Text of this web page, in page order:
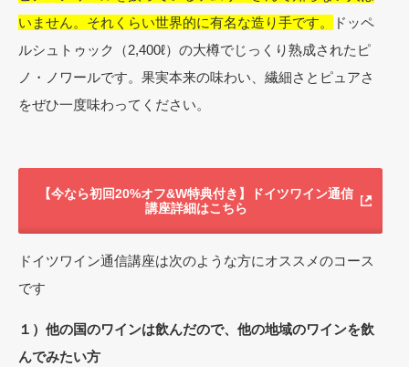
いません。それくらい世界的に有名な造り手です。
ドッペ
ルシュトゥック（2,400ℓ）の大樽でじっくり熟成されたピ
ノ・ノワールです。果実本来の味わい、繊細さとピュアさ
をぜひ一度味わってください。
【今なら初回20%オフ&W特典付き】ドイツワイン通信
講座詳細はこちら
ドイツワイン通信講座は次のような方にオススメのコース
です
１）他の国のワインは飲んだので、他の地域のワインを飲
んでみたい方